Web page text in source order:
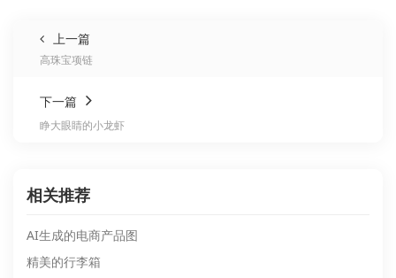
上一篇
高珠宝项链
下一篇
睁大眼睛的小龙虾
相关推荐
AI生成的电商产品图
精美的行李箱